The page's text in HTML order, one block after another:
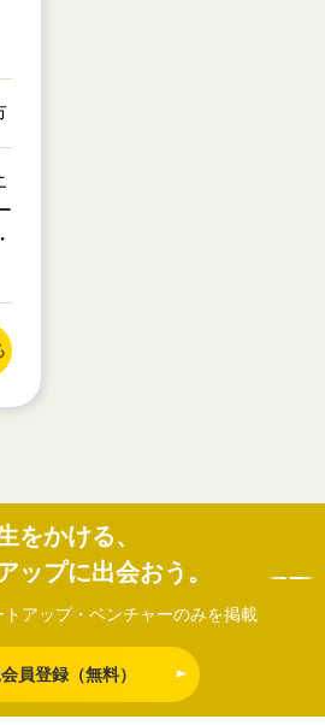
をかける、
ップに出会おう。
アップ・ベンチャーのみを掲載
員登録（無料）